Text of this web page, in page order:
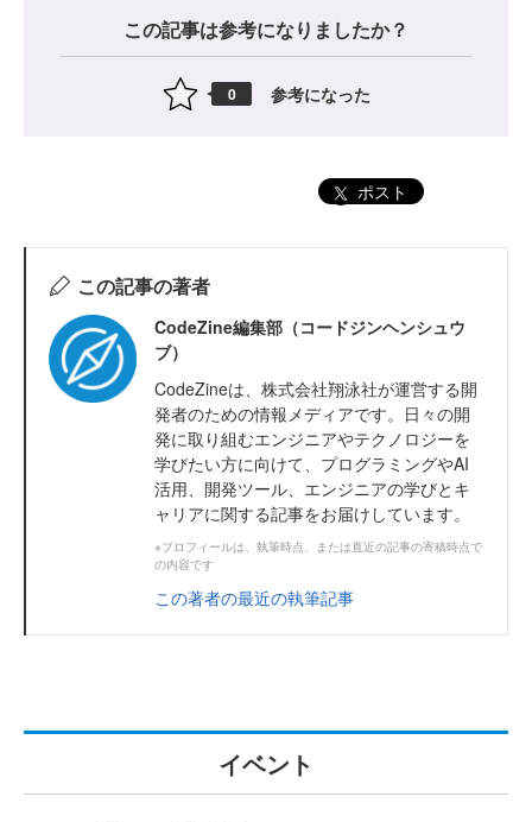
この記事は参考になりましたか？
0 参考になった
ポスト
この記事の著者
CodeZine編集部（コードジンヘンシュウ
ブ）
CodeZineは、株式会社翔泳社が運営する開
発者のための情報メディアです。日々の開
発に取り組むエンジニアやテクノロジーを
学びたい方に向けて、プログラミングやAI
活用、開発ツール、エンジニアの学びとキ
ャリアに関する記事をお届けしています。
※プロフィールは、執筆時点、または直近の記事の寄稿時点で
の内容です
この著者の最近の執筆記事
イベント